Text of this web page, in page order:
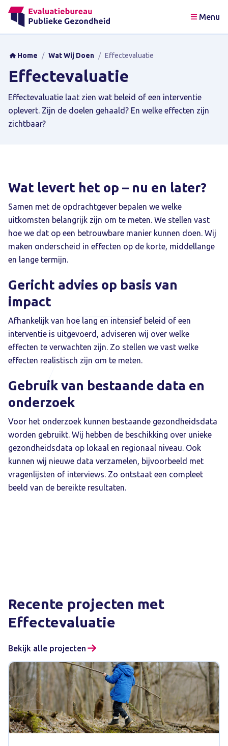
Menu
Home / Wat Wij Doen / Effectevaluatie
Effectevaluatie
Effectevaluatie laat zien wat beleid of een interventie
oplevert. Zijn de doelen gehaald? En welke effecten zijn
zichtbaar?
Wat levert het op – nu en later?
Samen met de opdrachtgever bepalen we welke
uitkomsten belangrijk zijn om te meten. We stellen vast
hoe we dat op een betrouwbare manier kunnen doen. Wij
maken onderscheid in effecten op de korte, middellange
en lange termijn.
Gericht advies op basis van
impact
Afhankelijk van hoe lang en intensief beleid of een
interventie is uitgevoerd, adviseren wij over welke
effecten te verwachten zijn. Zo stellen we vast welke
effecten realistisch zijn om te meten.
Gebruik van bestaande data en
onderzoek
Voor het onderzoek kunnen bestaande gezondheidsdata
worden gebruikt. Wij hebben de beschikking over unieke
gezondheidsdata op lokaal en regionaal niveau. Ook
kunnen wij nieuwe data verzamelen, bijvoorbeeld met
vragenlijsten of interviews. Zo ontstaat een compleet
beeld van de bereikte resultaten.
Recente projecten met
Effectevaluatie
Bekijk alle projecten